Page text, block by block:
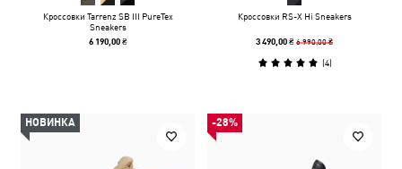
Кроссовки Tarrenz SB III PureTex
Sneakers
6 190,00 ₴
Кроссовки RS-X Hi Sneakers
3 490,00 ₴6 990,00 ₴
(4)
НОВИНКА -28%